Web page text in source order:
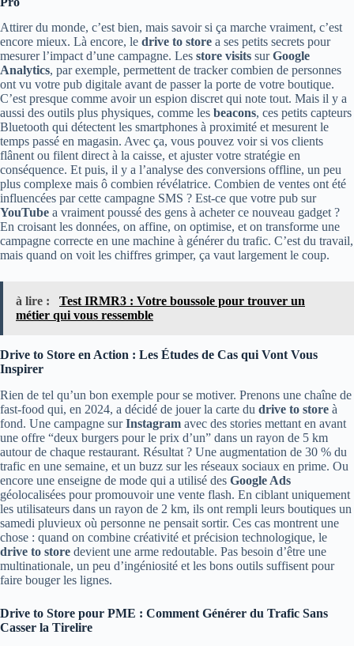
Attirer du monde, c’est bien, mais savoir si ça marche vraiment, c’est
encore mieux. Là encore, le drive to store a ses petits secrets pour
mesurer l’impact d’une campagne. Les store visits surGoogle
Analytics, par exemple, permettent de tracker combien de personnes
ont vu votre pub digitale avant de passer la porte de votre boutique.
C’est presque comme avoir un espion discret qui note tout. Mais il y a
aussi des outils plus physiques, comme les beacons, ces petits capteurs
Bluetooth qui détectent les smartphones à proximité et mesurent le
temps passé en magasin. Avec ça, vous pouvez voir si vos clients
flânent ou filent direct à la caisse, et ajuster votre stratégie en
conséquence. Et puis, il y a l’analyse des conversions offline, un peu
plus complexe mais ô combien révélatrice. Combien de ventes ont été
influencées par cette campagne SMS ? Est-ce que votre pub sur
YouTube a vraiment poussé des gens à acheter ce nouveau gadget ?
En croisant les données, on affine, on optimise, et on transforme une
campagne correcte en une machine à générer du trafic. C’est du travail,
mais quand on voit les chiffres grimper, ça vaut largement le coup.
à lire :
Test IRMR3 : Votre boussole pour trouver un
métier qui vous ressemble
Drive to Store en Action : Les Études de Cas qui Vont Vous
Inspirer
Rien de tel qu’un bon exemple pour se motiver. Prenons une chaîne de
fast-food qui, en 2024, a décidé de jouer la carte du drive to store à
fond. Une campagne surInstagram avec des stories mettant en avant
une offre “deux burgers pour le prix d’un” dans un rayon de 5 km
autour de chaque restaurant. Résultat ? Une augmentation de 30 % du
trafic en une semaine, et un buzz sur les réseaux sociaux en prime. Ou
encore une enseigne de mode qui a utilisé des Google Ads
géolocalisées pour promouvoir une vente flash. En ciblant uniquement
les utilisateurs dans un rayon de 2 km, ils ont rempli leurs boutiques un
samedi pluvieux où personne ne pensait sortir. Ces cas montrent une
chose : quand on combine créativité et précision technologique, le
drive to store devient une arme redoutable. Pas besoin d’être une
multinationale, un peu d’ingéniosité et les bons outils suffisent pour
faire bouger les lignes.
Drive to Store pour PME : Comment Générer du Trafic Sans
Casser la Tirelire